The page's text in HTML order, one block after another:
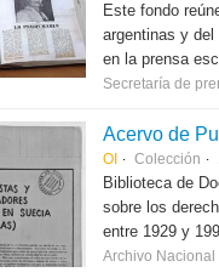
Este fondo
argentinas y
en la prensa
Secretaría de
Acervo de
OI Colección
Biblioteca de
sobre los
entre 1929 y
Archivo